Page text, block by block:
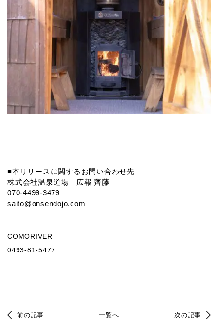
■本リリースに関するお問い合わせ先
株式会社温泉道場 広報 齊藤
070-4499-3479
saito@onsendojo.com
COMORIVER
0493-81-5477
前の記事 一覧へ 次の記事